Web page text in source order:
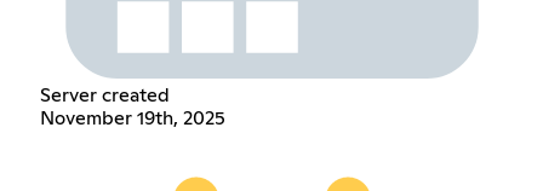
Server created
November 19th, 2025